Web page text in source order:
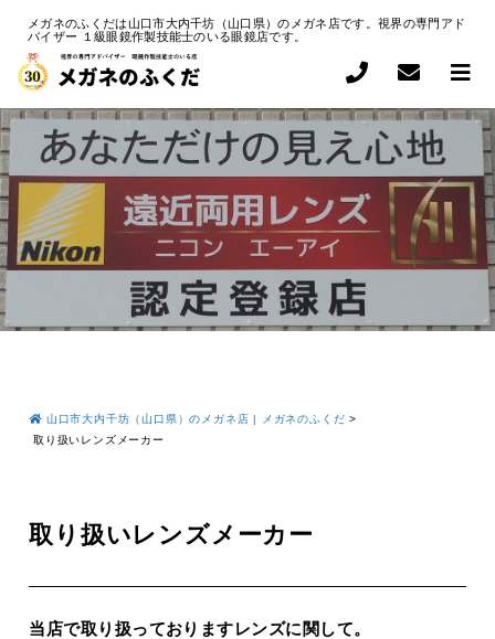
メガネのふくだは山口市大内千坊（山口県）のメガネ店です。視界の専門アド
バイザー １級眼鏡作製技能士のいる眼鏡店です。
山口市大内千坊（山口県）のメガネ店 | メガネのふくだ >
取り扱いレンズメーカー
取り扱いレンズメーカー
当店で取り扱っておりますレンズに関して。